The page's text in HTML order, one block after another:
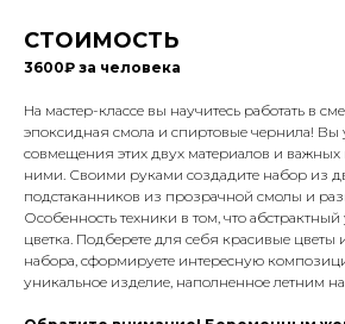
СТОИМОСТЬ
3600₽ за человека
На мастер-классе вы научитесь работать в
эпоксидная смола и спиртовые чернила! Вы
совмещения этих двух материалов и важных
ними. Своими руками создадите набор из
подстаканников из прозрачной смолы и
Особенность техники в том, что
цветка. Подберете для себя красивые
набора, сформируете интересную
уникальное изделие, наполненное летним